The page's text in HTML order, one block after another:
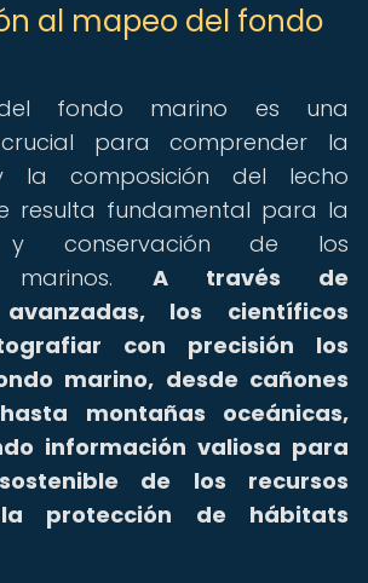
al mapeo del fondo
fondo marino es una
para comprender la
la composición del lecho
resulta fundamental para la
y conservación de los
marinos. A través de
los científicos
con precisión los
marino, desde cañones
montañas oceánicas,
información valiosa para
de los recursos
protección de hábitats